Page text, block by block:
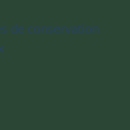
de conservation